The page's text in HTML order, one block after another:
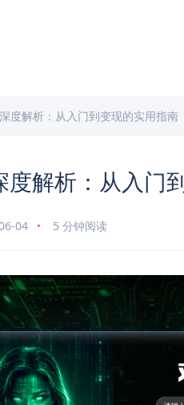
度解析：从入门到变现的实用指南
解析：从入门
04 5 分钟阅读